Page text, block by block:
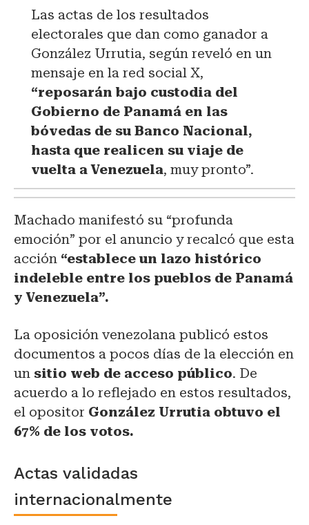
Las actas de los resultados
electorales que dan como ganador a
González Urrutia, según reveló en un
mensaje en la red social X,
“reposarán bajo custodia del
Gobierno de Panamá en las
bóvedas de su Banco Nacional,
hasta que realicen su viaje de
vuelta a Venezuela, muy pronto”.
Machado manifestó su “profunda
emoción” por el anuncio y recalcó que esta
acción “establece un lazo histórico
indeleble entre los pueblos de Panamá
y Venezuela”.
La oposición venezolana publicó estos
documentos a pocos días de la elección en
un sitio web de acceso público. De
acuerdo a lo reflejado en estos resultados,
el opositor González Urrutia obtuvo el
67% de los votos.
Actas validadas
internacionalmente